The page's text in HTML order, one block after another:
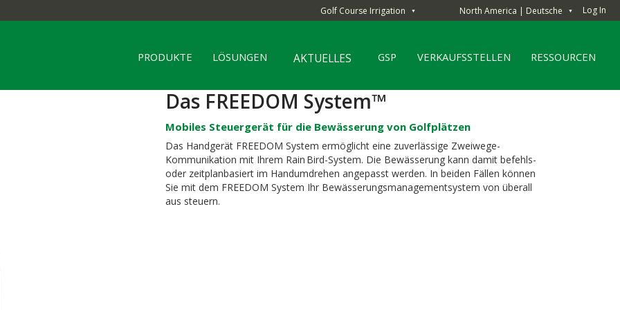
Golf Course Irrigation ▼ North America | Deutsche ▼ Log In
PRODUKTE LÖSUNGEN AKTUELLES GSP VERKAUFSSTELLEN RESSOURCEN
Das FREEDOM System™
Mobiles Steuergerät für die Bewässerung von Golfplätzen
Das Handgerät FREEDOM System ermöglicht eine zuverlässige Zweiwege-
Kommunikation mit Ihrem Rain Bird-System. Die Bewässerung kann damit befehls-
oder zeitplanbasiert im Handumdrehen angepasst werden. In beiden Fällen können
Sie mit dem FREEDOM System Ihr Bewässerungsmanagementsystem von überall
aus steuern.